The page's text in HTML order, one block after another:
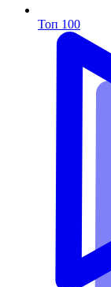
Топ 100